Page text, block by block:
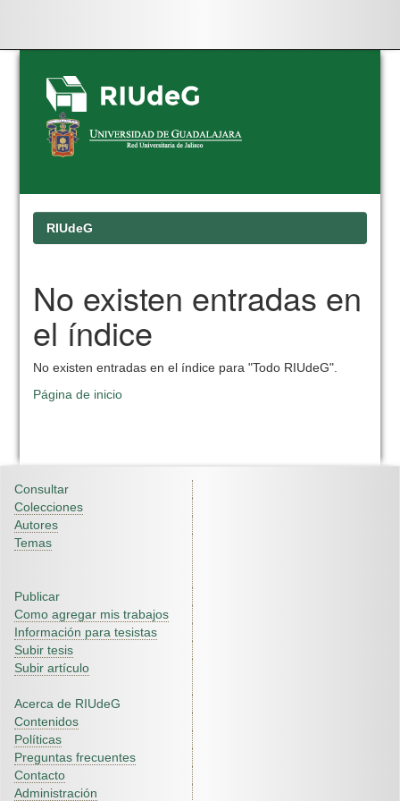
Skip
navigation
RIUdeG
No existen entradas en
el índice
No existen entradas en el índice para "Todo RIUdeG".
Página de inicio
Consultar
Colecciones
Autores
Temas
Publicar
Como agregar mis trabajos
Información para tesistas
Subir tesis
Subir artículo
Acerca de RIUdeG
Contenidos
Políticas
Preguntas frecuentes
Contacto
Administración